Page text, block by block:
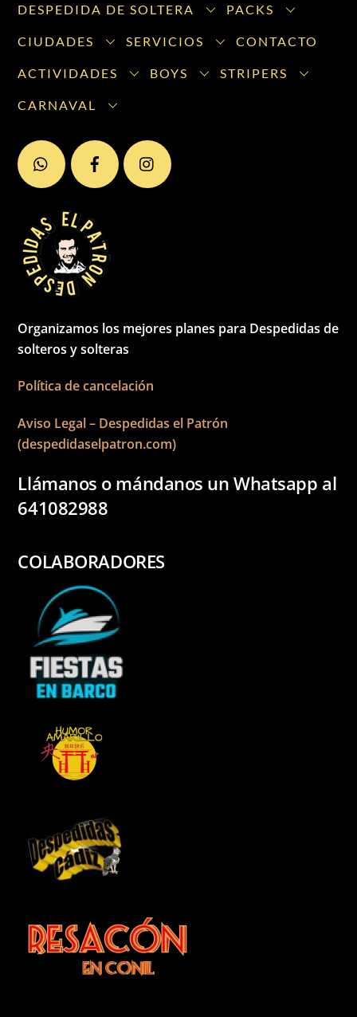
DESPEDIDA DE SOLTERA PACKS
CIUDADES SERVICIOS CONTACTO
ACTIVIDADES BOYS STRIPERS
CARNAVAL
Organizamos los mejores planes para Despedidas de
solteros y solteras
Política de cancelación
Aviso Legal – Despedidas el Patrón
(despedidaselpatron.com)
Llámanos o mándanos un Whatsapp al
641082988
COLABORADORES